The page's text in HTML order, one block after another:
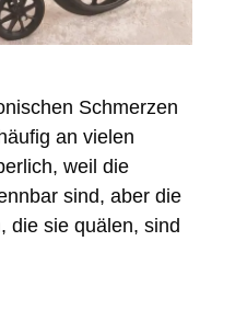
Schmerzen
an vielen
weil die
sind, aber die
die sie quälen, sind